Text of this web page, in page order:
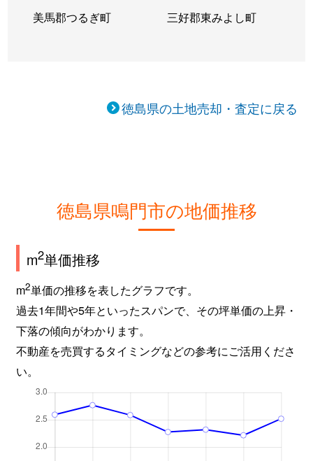
美馬郡つるぎ町 三好郡東みよし町
徳島県の土地売却・査定に戻る
徳島県鳴門市の地価推移
m2単価推移
m2単価の推移を表したグラフです。
過去1年間や5年といったスパンで、その坪単価の上昇・
下落の傾向がわかります。
不動産を売買するタイミングなどの参考にご活用くださ
い。